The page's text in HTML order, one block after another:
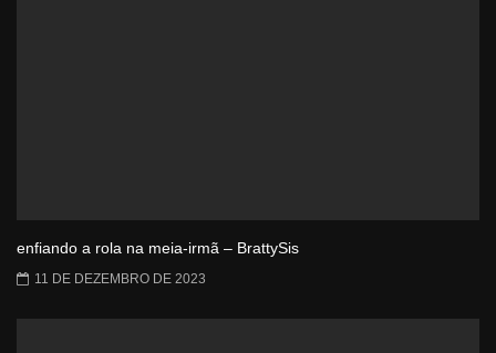
enfiando a rola na meia-irmã – BrattySis
11 DE DEZEMBRO DE 2023